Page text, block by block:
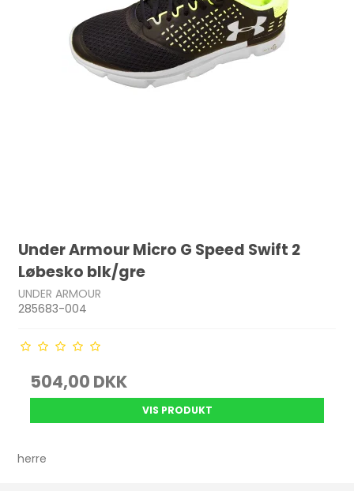
Under Armour Micro G Speed Swift 2
Løbesko blk/gre
UNDER ARMOUR
285683-004
504,00 DKK
VIS PRODUKT
herre